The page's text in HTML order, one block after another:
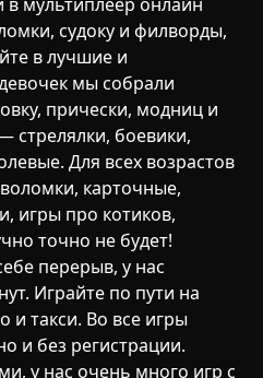
судоку и филворды,
в лучшие и
мы собрали
прически, модниц и
стрелялки, боевики,
Для всех возрастов
карточные,
игры про котиков,
точно не будет!
перерыв, у нас
Играйте по пути на
и такси. Во все игры
и без регистрации.
у нас очень много игр с